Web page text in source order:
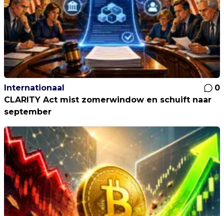
Internationaal
0
CLARITY Act mist zomerwindow en schuift naar
september